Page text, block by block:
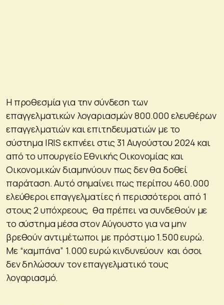
Η προθεσμία για την σύνδεση των
επαγγελματικών λογαριασμών 800.000 ελευθέρων
επαγγελματιών και επιτηδευματιών με το
σύστημα IRIS εκπνέει στις 31 Αυγούστου 2024 και
από το υπουργείο Εθνικής Οικονομίας και
Οικονομικών διαμηνύουν πως δεν θα δοθεί
παράταση. Αυτό σημαίνει πως περίπου 460.000
ελεύθεροι επαγγελματίες ή περισσότεροι από 1
στους 2 υπόχρεους, θα πρέπει να συνδεθούν με
το σύστημα μέσα στον Αύγουστο για να μην
βρεθούν αντιμέτωποι με πρόστιμο 1.500 ευρώ.
Με “καμπάνα” 1.000 ευρώ κινδυνεύουν και όσοι
δεν δηλώσουν τον επαγγελματικό τους
λογαριασμό.